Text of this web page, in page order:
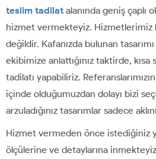
teslim tadilat alanında geniş çaplı
hizmet vermekteyiz. Hizmetlerimiz
değildir. Kafanızda bulunan
ekibimize anlattığınız taktirde,
tadilatı yapabiliriz.
içinde olduğumuzdan dolayı bizi
arzuladığınız tasarımlar sadece
Hizmet vermeden önce istediğiniz
ölçülerine ve detaylarına